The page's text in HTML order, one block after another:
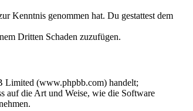
Kenntnis genommen hat. Du gestattest dem
Dritten Schaden zuzufügen.
Limited (www.phpbb.com) handelt;
auf die Art und Weise, wie die Software